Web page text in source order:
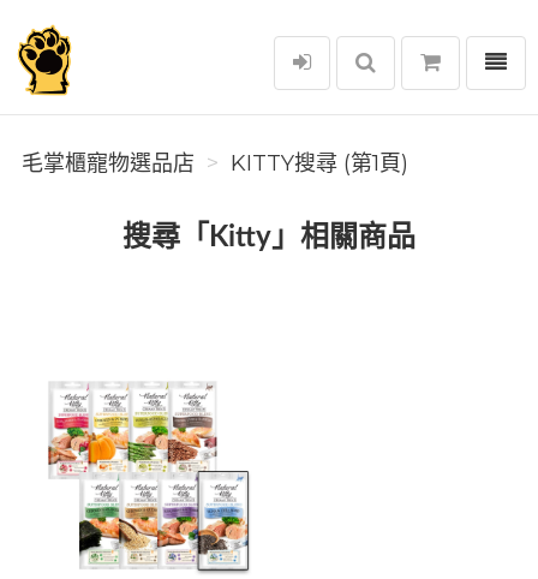
毛掌櫃寵物選品店
選單
毛掌櫃寵物選品店 KITTY搜尋 (第1頁)
搜尋「Kitty」相關商品